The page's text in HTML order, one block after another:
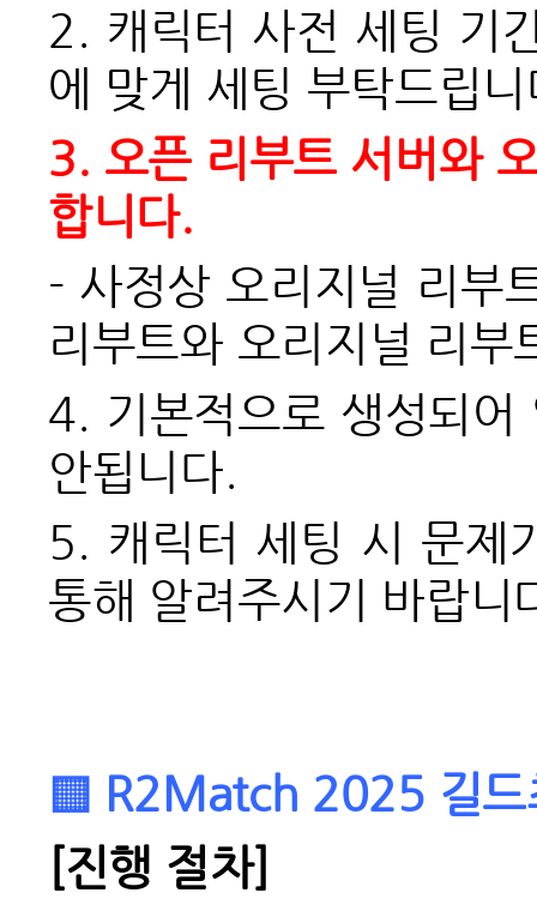
2. 캐릭터 사전 세팅 기
에 맞게 세팅 부탁드립
3. 오픈 리부트 서버와
합니다.
- 사정상 오리지널 리부
리부트와 오리지널 리
4. 기본적으로 생성되어
안됩니다.
5. 캐릭터 세팅 시 문제
통해 알려주시기 바랍니
▒ R2Match 2025 길드
[진행 절차]